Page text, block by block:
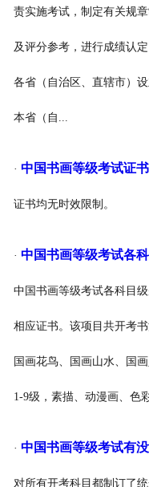
责实施考试，制定有关规
及评分参考，进行成绩认
各省（自治区、直辖市）
本省（自...
· 中国书画等级考试证
证书均无时效限制。
· 中国书画等级考试各
中国书画等级考试各科目
相应证书。该项目共开考
国画花鸟、国画山水、国
1-9级，素描、动漫画、色
· 中国书画等级考试有
对所有开考科目都制订了